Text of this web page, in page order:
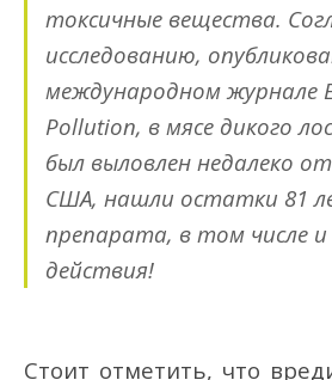
токсичные вещества.
исследованию,
международном журнале
Pollution, в мясе дикого
был выловлен недалеко
США, нашли остатки 81
препарата, в том числе и
действия!
Стоит отметить, что